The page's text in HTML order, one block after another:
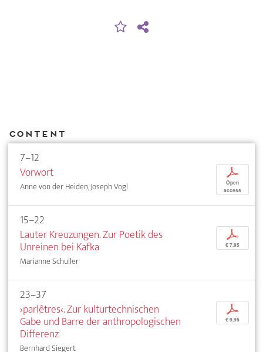
Content
7–12
Vorwort
Anne von der Heiden, Joseph Vogl
p
Open
access
15–22
Lauter Kreuzungen. Zur Poetik des
Unreinen bei Kafka
Marianne Schuller
p
€ 7,95
23–37
›parlêtres‹. Zur kulturtechnischen
Gabe und Barre der anthropologischen
Differenz
Bernhard Siegert
p
€ 9,95